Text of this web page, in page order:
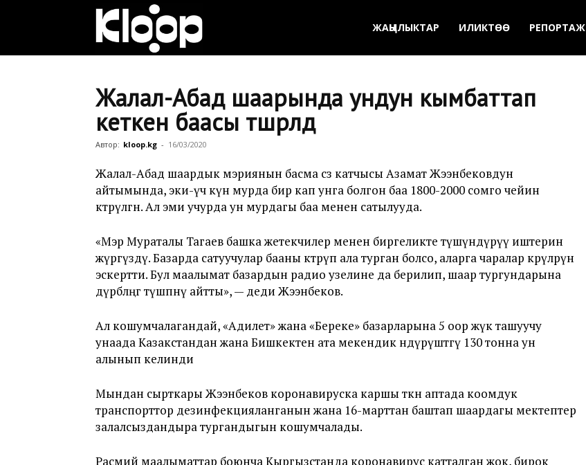
Кыргызстан
жаңылыктары
ЖАҢЫЛЫКТАР ИЛИКТӨӨ РЕПОРТАЖ
Жалал-Абад шаарында ундун кымбаттап
кеткен баасы түшүрүлдү
Автор: kloop.kg - 16/03/2020
Жалал-Абад шаардык мэриянын басма сөз катчысы Азамат Жээнбековдун
айтымында, эки-үч күн мурда бир кап унга болгон баа 1800-2000 сомго чейин
көтөрүлгөн. Ал эми учурда ун мурдагы баа менен сатылууда.
«Мэр Мураталы Тагаев башка жетекчилер менен биргеликте түшүндүрүү иштерин
жүргүздү. Базарда сатуучулар бааны көтөрүп ала турган болсо, аларга чаралар көрүлөөрүн
эскертти. Бул маалымат базардын радио узелине да берилип, шаар тургундарына
дүрбөлөңгө түшпөөнү айтты», — деди Жээнбеков.
Ал кошумчалагандай, «Адилет» жана «Береке» базарларына 5 оор жүк ташуучу
унаада Казакстандан жана Бишкектен ата мекендик өндүрүштөгү 130 тонна ун
алынып келинди
Мындан сырткары Жээнбеков коронавируска каршы өткөн аптада коомдук
транспорттор дезинфекцияланганын жана 16-марттан баштап шаардагы мектептер
залалсыздандыра тургандыгын кошумчалады.
Расмий маалыматтар боюнча Кыргызстанда коронавирус катталган жок, бирок